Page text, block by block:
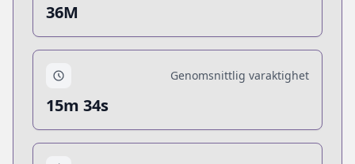
36M
Genomsnittlig varaktighet
15m 34s